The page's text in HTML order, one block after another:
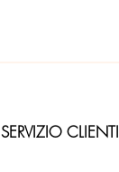
SERVIZIO CLIENTI